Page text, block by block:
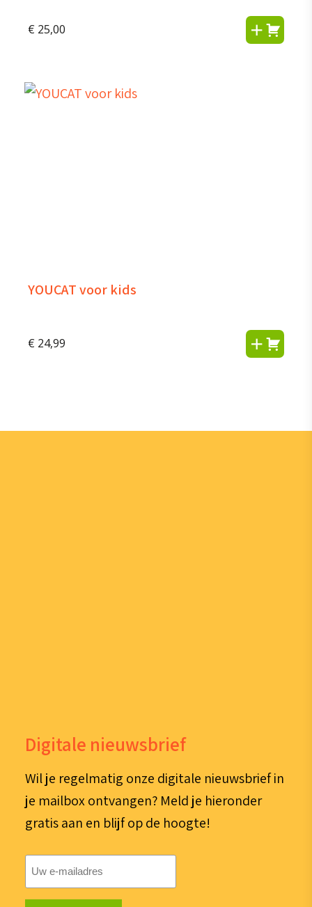
€ 25,00
YOUCAT voor kids
€ 24,99
Digitale nieuwsbrief
Wil je regelmatig onze digitale nieuwsbrief in
je mailbox ontvangen? Meld je hieronder
gratis aan en blijf op de hoogte!